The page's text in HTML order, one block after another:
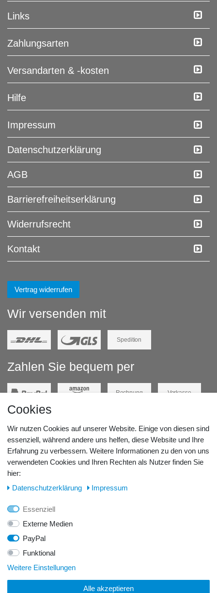
Links
Zahlungsarten
Versandarten & -kosten
Hilfe
Impressum
Daten­schutz­erklärung
AGB
Barrierefreiheitserklärung
Widerrufs­recht
Kontakt
Vertrag widerrufen
Wir versenden mit
Spedition
Zahlen Sie bequem per
Rechnung Vorkasse
Unsere Lageradresse:
GeBOOTE24 - Martin Rolle & Iris Kleiner GbR
Tel.: 0176 42 28 58 17
E-Mail:
info@geboote24.de
Cookies
Wir nutzen Cookies auf unserer Website. Einige von diesen sind
essenziell, während andere uns helfen, diese Website und Ihre
Erfahrung zu verbessern. Weitere Informationen zu den von uns
verwendeten Cookies und Ihren Rechten als Nutzer finden Sie
hier:
Daten­schutz­erklärung
Impressum
Essenziell
Externe Medien
PayPal
Funktional
Weitere Einstellungen
Alle akzeptieren